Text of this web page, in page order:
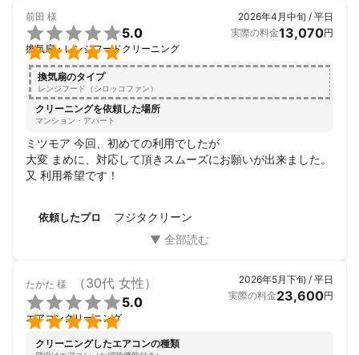
前田 様


5.0
換気扇・レンジフードクリーニング
2026年4月中旬 / 平日
実際の料金13,070円
換気扇のタイプ
レンジフード（シロッコファン）
クリーニングを依頼した場所
マンション・アパート
ミツモア 今回、初めての利用でしたが
大変 まめに、対応して頂きスムーズにお願いが出来ました。
又 利用希望です！
依頼したプロ フジタクリーン
たかた 様 （30代 女性）


5.0
エアコンクリーニング
2026年5月下旬 / 平日
実際の料金23,600円
クリーニングしたエアコンの種類